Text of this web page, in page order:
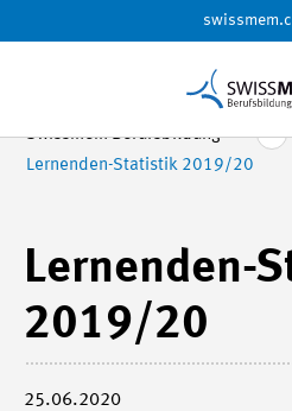
Swissmem Berufsbildung
Lernenden-Statistik 2019/20
Lernenden-
2019/20
25.06.2020